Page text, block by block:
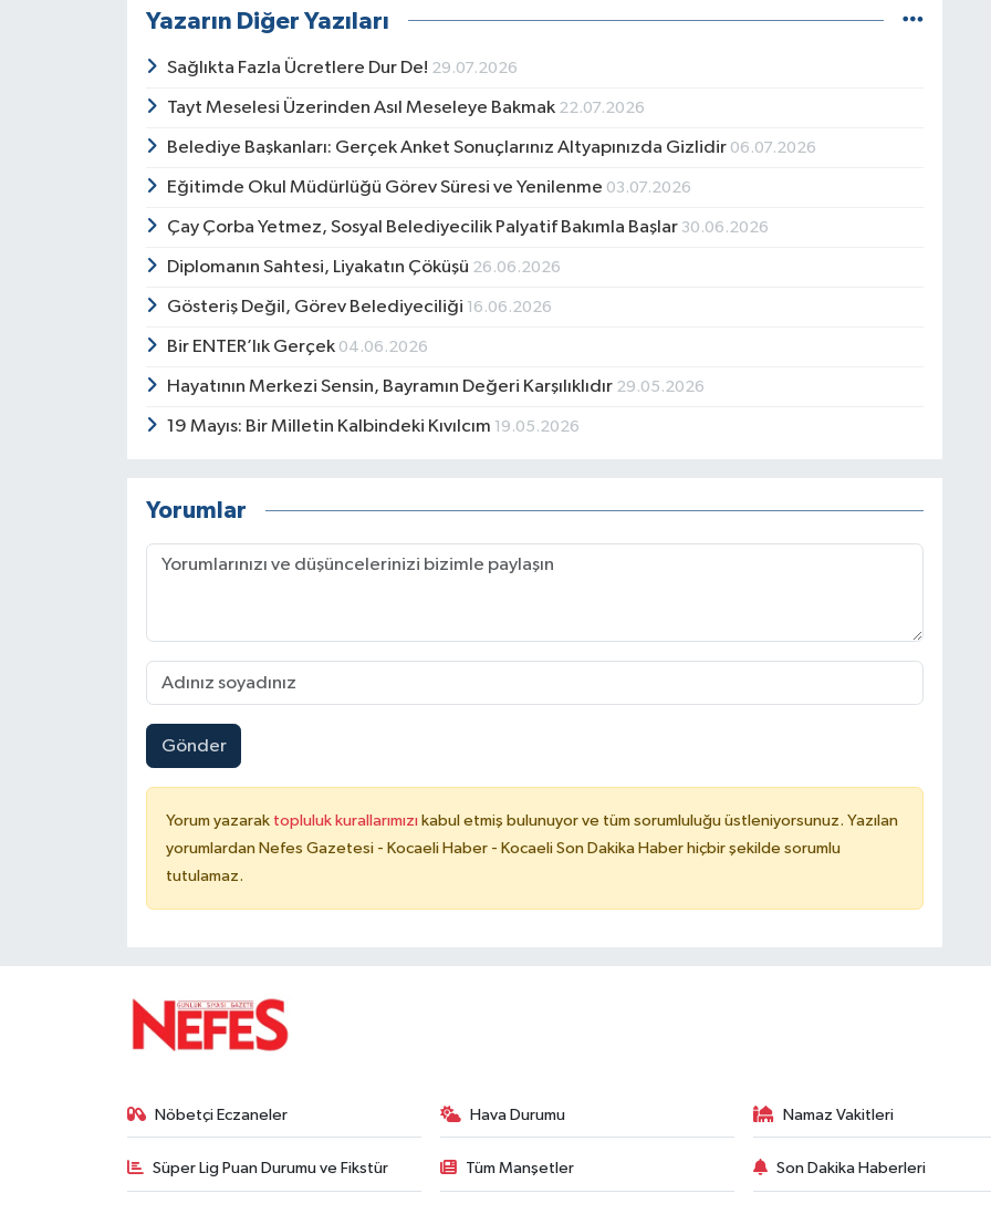
Yazarın Diğer Yazıları
Sağlıkta Fazla Ücretlere Dur De! 29.07.2026
Tayt Meselesi Üzerinden Asıl Meseleye Bakmak 22.07.2026
Belediye Başkanları: Gerçek Anket Sonuçlarınız Altyapınızda Gizlidir 06.07.2026
Eğitimde Okul Müdürlüğü Görev Süresi ve Yenilenme 03.07.2026
Çay Çorba Yetmez, Sosyal Belediyecilik Palyatif Bakımla Başlar 30.06.2026
Diplomanın Sahtesi, Liyakatın Çöküşü 26.06.2026
Gösteriş Değil, Görev Belediyeciliği 16.06.2026
Bir ENTER’lık Gerçek 04.06.2026
Hayatının Merkezi Sensin, Bayramın Değeri Karşılıklıdır 29.05.2026
19 Mayıs: Bir Milletin Kalbindeki Kıvılcım 19.05.2026
Yorumlar
Gönder
Yorum yazarak topluluk kurallarımızı kabul etmiş bulunuyor ve tüm sorumluluğu üstleniyorsunuz. Yazılan
yorumlardan Nefes Gazetesi - Kocaeli Haber - Kocaeli Son Dakika Haber hiçbir şekilde sorumlu
tutulamaz.
Nöbetçi Eczaneler Hava Durumu Namaz Vakitleri
Süper Lig Puan Durumu ve Fikstür Tüm Manşetler Son Dakika Haberleri